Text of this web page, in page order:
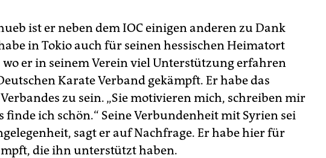
ist er neben dem IOC einigen anderen zu Dank
in Tokio auch für seinen hessischen Heimatort
wo er in seinem Verein viel Unterstützung erfahren
Karate Verband gekämpft. Er habe das
zu sein. „Sie motivieren mich, schreiben mir
finde ich schön.“ Seine Verbundenheit mit Syrien sei
sagt er auf Nachfrage. Er habe hier für
die ihn unterstützt haben.